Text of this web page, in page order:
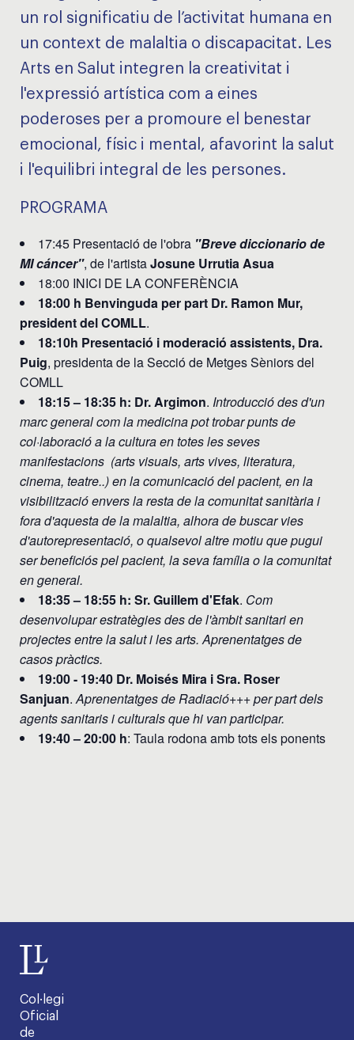
un rol significatiu de l’activitat humana en
un context de malaltia o discapacitat. Les
Arts en Salut integren la creativitat i
l'expressió artística com a eines
poderoses per a promoure el benestar
emocional, físic i mental, afavorint la salut
i l'equilibri integral de les persones.
PROGRAMA
17:45 Presentació de l'obra "Breve diccionario de
MI cáncer", de l'artistaJosune Urrutia Asua
18:00 INICI DE LA CONFERÈNCIA
18:00 h Benvinguda per part Dr. Ramon Mur,
president del COMLL.
18:10h Presentació i moderació assistents, Dra.
Puig, presidenta de la Secció de Metges Sèniors del
COMLL
18:15 – 18:35 h: Dr. Argimon. Introducció des d'un
marc general com la medicina pot trobar punts de
col·laboració a la cultura en totes les seves
manifestacions (arts visuals, arts vives, literatura,
cinema, teatre..) en la comunicació del pacient, en la
visibilització envers la resta de la comunitat sanitària i
fora d'aquesta de la malaltia, alhora de buscar vies
d'autorepresentació, o qualsevol altre motiu que pugui
ser beneficiós pel pacient, la seva família o la comunitat
en general.
18:35 – 18:55 h: Sr. Guillem d'Efak. Com
desenvolupar estratègies des de l'àmbit sanitari en
projectes entre la salut i les arts. Aprenentatges de
casos pràctics.
19:00 - 19:40 Dr. Moisés Mira i Sra. Roser
Sanjuan.Aprenentatges de Radiació+++ per part dels
agents sanitaris i culturals que hi van participar.
19:40 – 20:00 h: Taula rodona amb tots els ponents
Col·legi
Oficial
de